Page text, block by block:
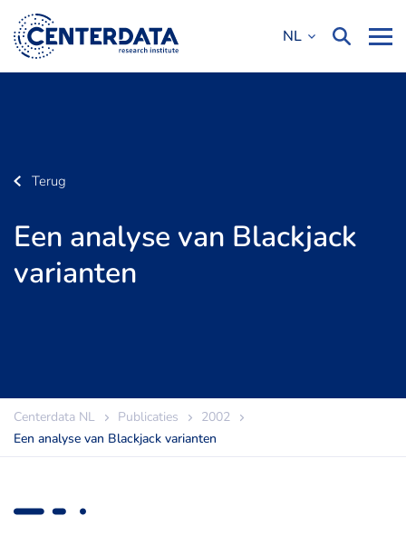
NL
Terug
Een analyse van Blackjack
varianten
Centerdata NL Publicaties
2002
Een analyse van Blackjack varianten